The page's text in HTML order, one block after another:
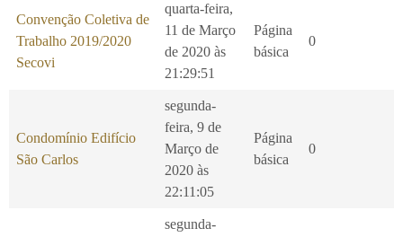
Convenção Coletiva de
Trabalho 2019/2020
Secovi
quarta-feira,
11 de Março
de 2020 às
21:29:51
Página
básica
0
Condomínio Edifício
São Carlos
segunda-
feira, 9 de
Março de
2020 às
22:11:05
Página
básica
0
segunda-